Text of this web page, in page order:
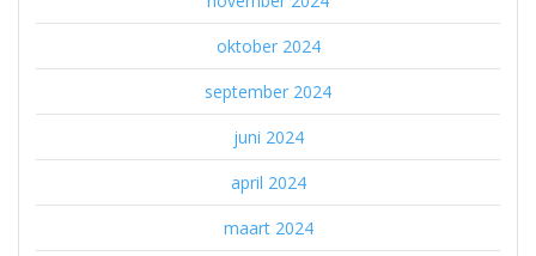
oktober 2024
september 2024
juni 2024
april 2024
maart 2024